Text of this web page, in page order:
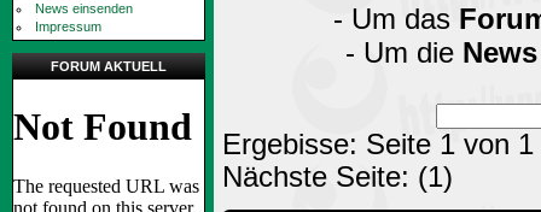
News einsenden
Impressum
FORUM AKTUELL
- Um das
- Um die News
Ergebisse: Seite 1 von 1
Nächste Seite: (1)